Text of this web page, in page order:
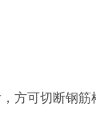
方可切断钢筋